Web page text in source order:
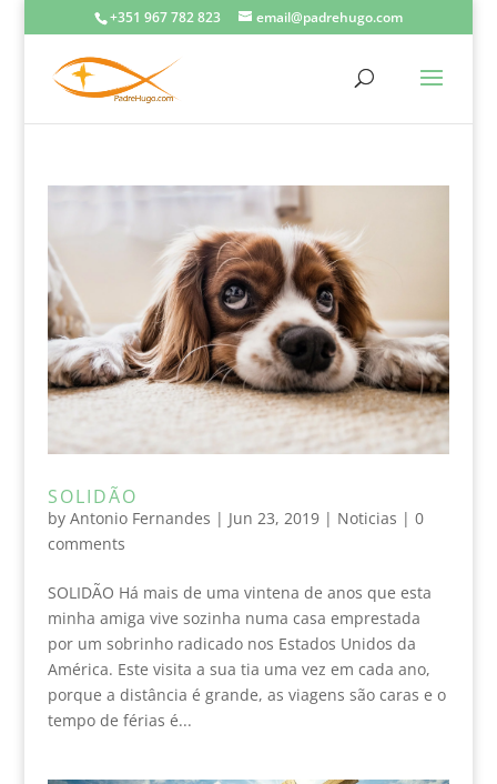
+351 967 782 823 email@padrehugo.com
SOLIDÃO
by Antonio Fernandes | Jun 23, 2019| Noticias | 0
comments
SOLIDÃO Há mais de uma vintena de anos que esta
minha amiga vive sozinha numa casa emprestada
por um sobrinho radicado nos Estados Unidos da
América. Este visita a sua tia uma vez em cada ano,
porque a distância é grande, as viagens são caras e o
tempo de férias é...